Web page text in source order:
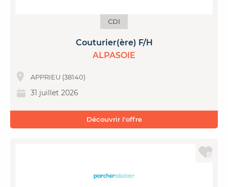
CDI
Couturier(ère) F/H
ALPASOIE
APPRIEU (38140)
31 juillet 2026
Découvrir l'offre